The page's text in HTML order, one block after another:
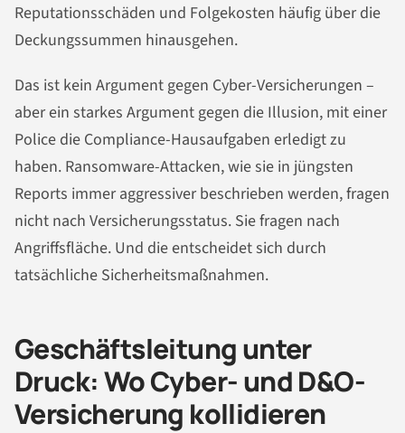
Reputationsschäden und Folgekosten häufig über die
Deckungssummen hinausgehen.
Das ist kein Argument gegen Cyber-Versicherungen –
aber ein starkes Argument gegen die Illusion, mit einer
Police die Compliance-Hausaufgaben erledigt zu
haben. Ransomware-Attacken, wie sie in jüngsten
Reports immer aggressiver beschrieben werden, fragen
nicht nach Versicherungsstatus. Sie fragen nach
Angriffsfläche. Und die entscheidet sich durch
tatsächliche Sicherheitsmaßnahmen.
Geschäftsleitung unter
Druck: Wo Cyber- und D&O-
Versicherung kollidieren